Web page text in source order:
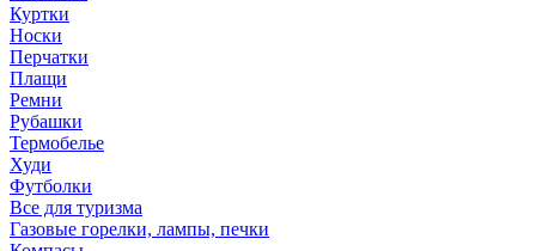
Куртки
Носки
Перчатки
Плащи
Ремни
Рубашки
Термобелье
Худи
Футболки
Все для туризма
Газовые горелки, лампы, печки